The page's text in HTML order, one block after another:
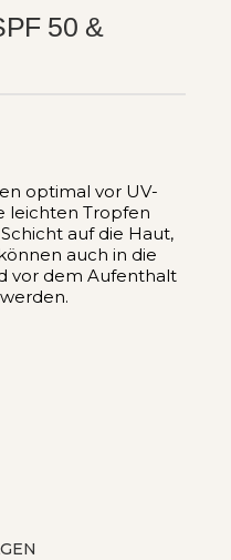
50 &
optimal vor UV-
leichten Tropfen
auf die Haut,
auch in die
vor dem Aufenthalt